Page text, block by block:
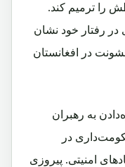
را ترمیم کند.
رفتار خود نشان
در افغانستان
به رهبران
در
امنیتی. پیروزی